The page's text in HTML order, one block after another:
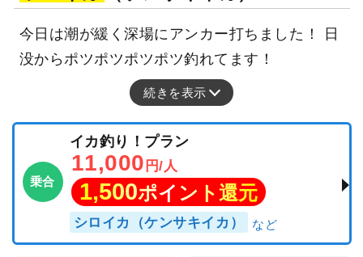
今日は潮が緩く深場にアンカー打ちました！ 日
没からポツポツポツポツ釣れてます！
続きを表示
乗合
イカ釣り！プラン
11,000 円/人
1,500ポイント還元
シロイカ（ケンサキイカ）